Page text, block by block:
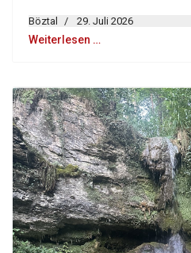
Böztal 29. Juli 2026
Weiterlesen …